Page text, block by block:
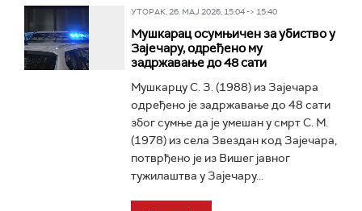
УТОРАК, 26. МАЈ 2026, 15:04 -> 15:40
Мушкарац осумњичен за убиство у
Зајечару, одређено му
задржавање до 48 сати
Мушкарцу С. З. (1988) из Зајечара
одређено је задржавање до 48 сати
због сумње да је умешан у смрт С. М.
(1978) из села Звездан код Зајечара,
потврђено је из Вишег јавног
тужилаштва у Зајечару...